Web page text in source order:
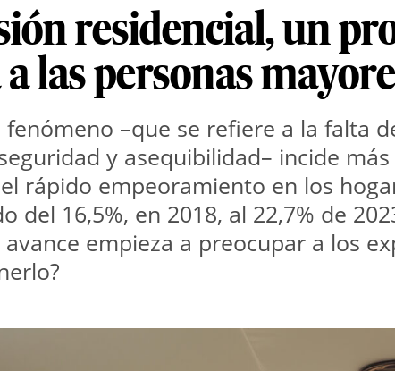
residencial, un
las personas
–que se refiere a la falta
y asequibilidad– incide
rápido empeoramiento en los
del 16,5%, en 2018, al 22,7% de
avance empieza a preocupar a los